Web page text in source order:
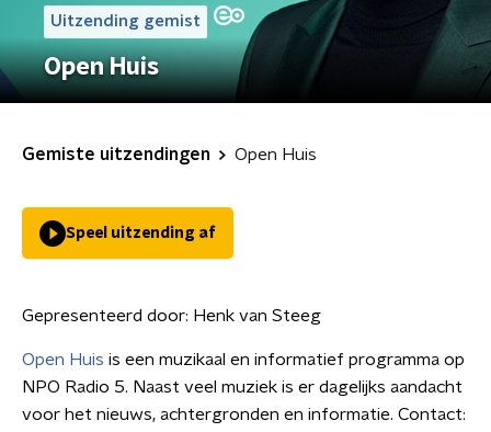
Uitzending gemist
Open Huis
Gemiste uitzendingen Open Huis
Speel uitzending af
Gepresenteerd door: Henk van Steeg
Open Huis is een muzikaal en informatief programma op
NPO Radio 5. Naast veel muziek is er dagelijks aandacht
voor het nieuws, achtergronden en informatie. Contact: